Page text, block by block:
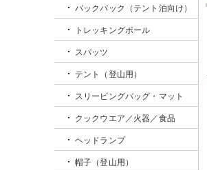
バックパック（テント泊向け）
トレッキングポール
スパッツ
テント（登山用）
スリーピングバッグ・マット
クックウエア／火器／食品
ヘッドランプ
帽子（登山用）